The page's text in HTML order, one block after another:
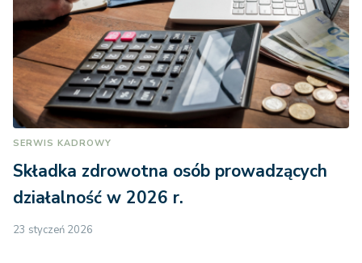
SERWIS KADROWY
Składka zdrowotna osób prowadzących
działalność w 2026 r.
23 styczeń 2026